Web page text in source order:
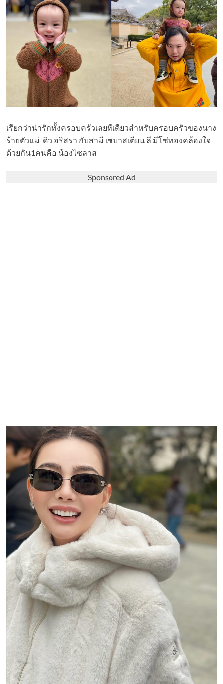
เรียกว่าน่ารักทั้งครอบครัวเลยทีเดียวสำหรับครอบครัวของนาง
ร้ายตัวแม่ ดิว อริสรา กับสามี เซบาสเตียน ลี มีโซ่ทองคล้องใจ
ด้วยกัน1คนคือ น้องไซลาส
Sponsored Ad